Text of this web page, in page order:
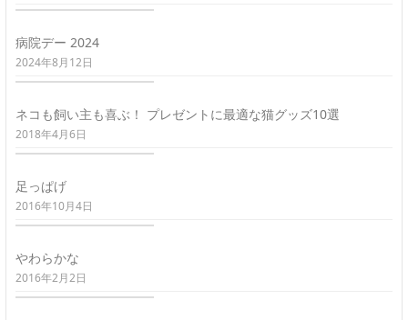
病院デー 2024
2024年8月12日
ネコも飼い主も喜ぶ！ プレゼントに最適な猫グッズ10選
2018年4月6日
足っぱげ
2016年10月4日
やわらかな
2016年2月2日